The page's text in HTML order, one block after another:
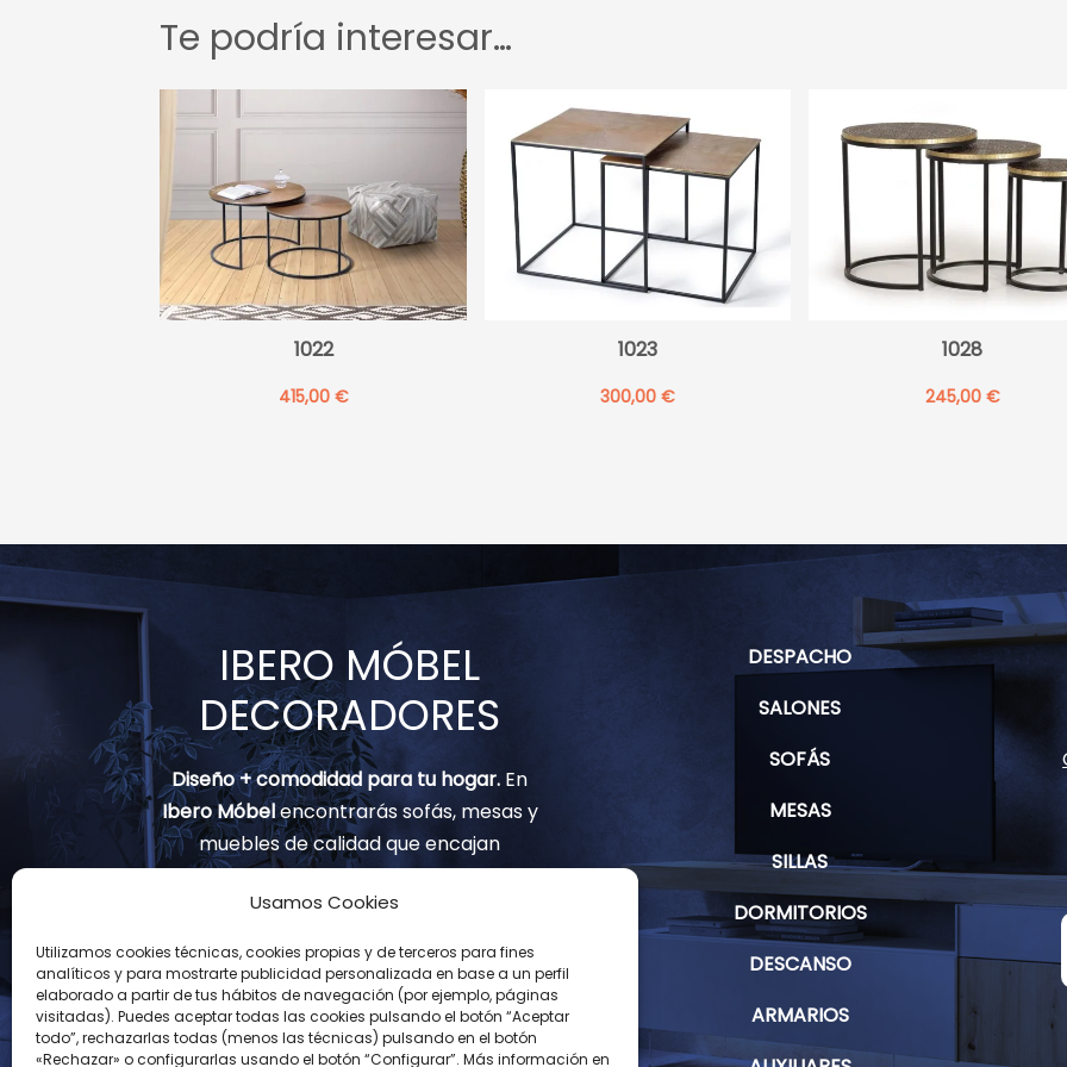
Usamos Cookies
Utilizamos cookies técnicas, cookies propias y de terceros para fines
analíticos y para mostrarte publicidad personalizada en base a un perfil
elaborado a partir de tus hábitos de navegación (por ejemplo, páginas
visitadas). Puedes aceptar todas las cookies pulsando el botón “Aceptar
todo”, rechazarlas todas (menos las técnicas) pulsando en el botón
«Rechazar» o configurarlas usando el botón “Configurar”. Más información en
Te podría interesar…
1022
415,00 €
1023
300,00€
1028
245,00 €
IBERO MÓBEL
DECORADORES
Diseño + comodidad para tu hogar. En
Ibero Móbelencontrarás sofás, mesas y
muebles de calidad que encajan
contigo.
info@muebles-iberomobel.com
Avenida Real de Pinto, 126
DESPACHO
SALONES
SOFÁS
MESAS
SILLAS
DORMITORIOS
DESCANSO
ARMARIOS